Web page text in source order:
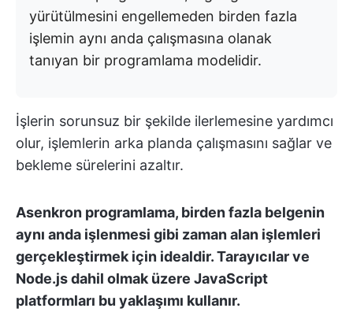
yürütülmesini engellemeden birden fazla
işlemin aynı anda çalışmasına olanak
tanıyan bir programlama modelidir.
İşlerin sorunsuz bir şekilde ilerlemesine yardımcı
olur, işlemlerin arka planda çalışmasını sağlar ve
bekleme sürelerini azaltır.
Asenkron programlama, birden fazla belgenin
aynı anda işlenmesi gibi zaman alan işlemleri
gerçekleştirmek için idealdir. Tarayıcılar ve
Node.js dahil olmak üzere JavaScript
platformları bu yaklaşımı kullanır.